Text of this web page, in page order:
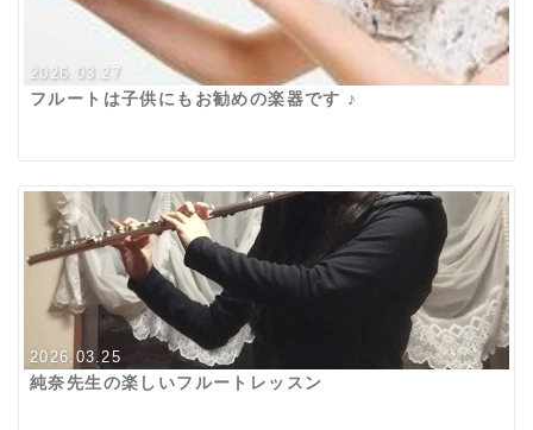
2026.03.27
フルートは子供にもお勧めの楽器です ♪
2026.03.25
純奈先生の楽しいフルートレッスン